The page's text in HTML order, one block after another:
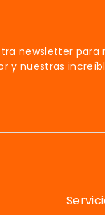
newsletter para
y nuestras